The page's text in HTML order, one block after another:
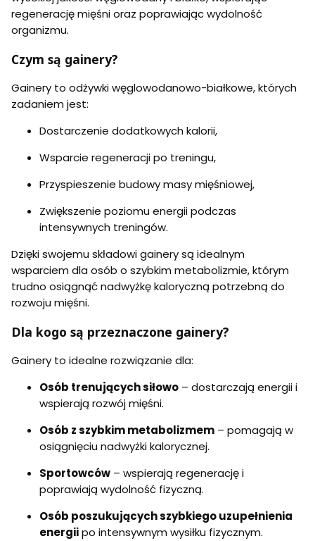
regenerację mięśni oraz poprawiając wydolność
organizmu.
Czym są gainery?
Gainery to odżywki węglowodanowo-białkowe, których
zadaniem jest:
Dostarczenie dodatkowych kalorii,
Wsparcie regeneracji po treningu,
Przyspieszenie budowy masy mięśniowej,
Zwiększenie poziomu energii podczas
intensywnych treningów.
Dzięki swojemu składowi gainery są idealnym
wsparciem dla osób o szybkim metabolizmie, którym
trudno osiągnąć nadwyżkę kaloryczną potrzebną do
rozwoju mięśni.
Dla kogo są przeznaczone gainery?
Gainery to idealne rozwiązanie dla:
Osób trenujących siłowo – dostarczają energii i
wspierają rozwój mięśni.
Osób z szybkim metabolizmem – pomagają w
osiągnięciu nadwyżki kalorycznej.
Sportowców – wspierają regenerację i
poprawiają wydolność fizyczną.
Osób poszukujących szybkiego uzupełnienia
energiipo intensywnym wysiłku fizycznym.